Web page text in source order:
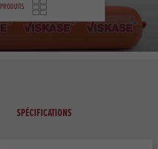
PRODUITS
SPÉCIFICATIONS